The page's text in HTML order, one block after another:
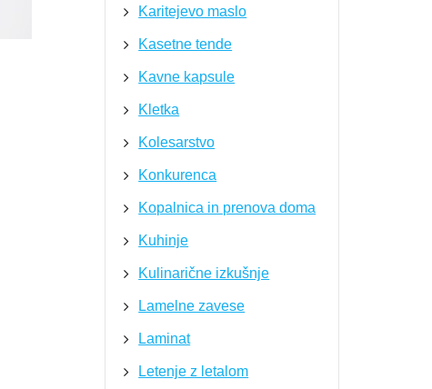
Karitejevo maslo
Kasetne tende
Kavne kapsule
Kletka
Kolesarstvo
Konkurenca
Kopalnica in prenova doma
Kuhinje
Kulinarične izkušnje
Lamelne zavese
Laminat
Letenje z letalom